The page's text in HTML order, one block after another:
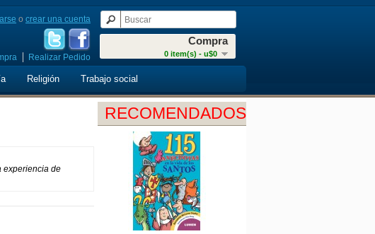
Compra
0 item(s) - u$0
o crear una cuenta
Realizar Pedido
Religión Trabajo social
RECOMENDADOS
experiencia de